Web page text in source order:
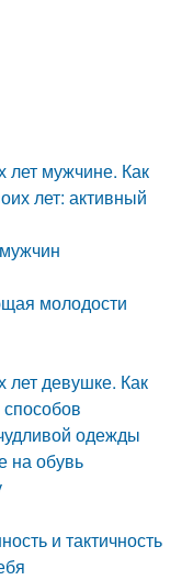
лет мужчине. Как
лет: активный
молодости
лет девушке. Как
одежды
на обувь
и тактичность